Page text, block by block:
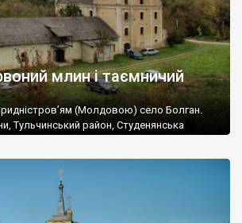
млин і таємничий
(Молдовою) село Болган.
Тульчинський район, Студенянська
із кам’яними хрестами. Всі епітафії, які
кирилицею, церковнослов’янською
ознаками – цвинтар
датуються 19 століттям. У 1924-1940